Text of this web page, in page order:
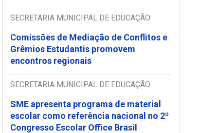
SECRETARIA MUNICIPAL DE EDUCAÇÃO
Comissões de Mediação de Conflitos e
Grêmios Estudantis promovem
encontros regionais
SECRETARIA MUNICIPAL DE EDUCAÇÃO
SME apresenta programa de material
escolar como referência nacional no 2º
Congresso Escolar Office Brasil